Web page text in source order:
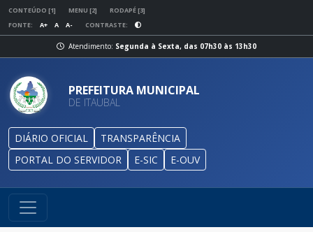
CONTEÚDO [1] MENU [2]
RODAPÉ [3]
FONTE:
A+ A A- CONTRASTE:
Atendimento: Segunda à Sexta, das 07h30 às 13h30
PREFEITURA MUNICIPAL
DE ITAUBAL
DIÁRIO OFICIAL
TRANSPARÊNCIA
PORTAL DO SERVIDOR
E-SIC E-OUV